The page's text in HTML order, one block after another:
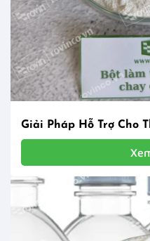
Giải Pháp Hỗ Trợ Cho